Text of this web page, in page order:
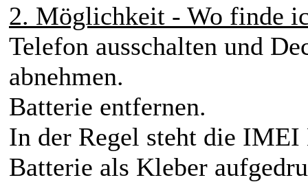
2. Möglichkeit - Wo finde
Telefon ausschalten und
abnehmen.
Batterie entfernen.
In der Regel steht die
Batterie als Kleber